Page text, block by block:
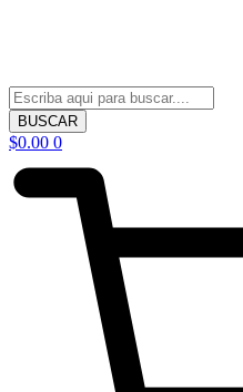
BUSCAR
$0.00 0